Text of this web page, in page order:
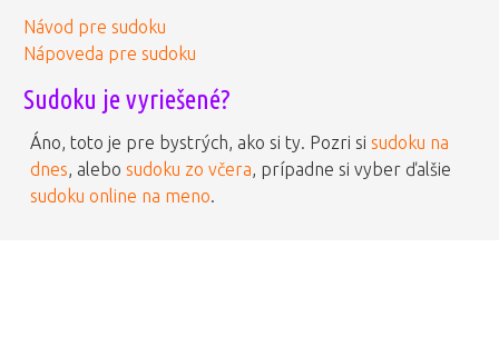
Návod pre sudoku
Nápoveda pre sudoku
Sudoku je vyriešené?
Áno, toto je pre bystrých, ako si ty. Pozri si sudoku na
dnes , alebo sudoku zo včera , prípadne si vyber ďalšie
sudoku online na meno